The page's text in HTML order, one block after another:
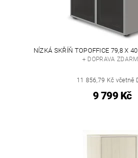
NÍZKÁ SKŘÍŇ TOPOFFICE 79,8 X
+ DOPRAVA
11 856,79 Kč včetně
9 799 Kč